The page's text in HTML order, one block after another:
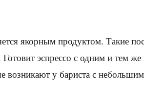
якорным продуктом. Такие
эспрессо с одним и тем
возникают у бариста с